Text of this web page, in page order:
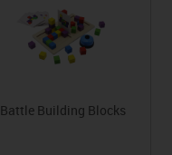
Battle Building Blocks